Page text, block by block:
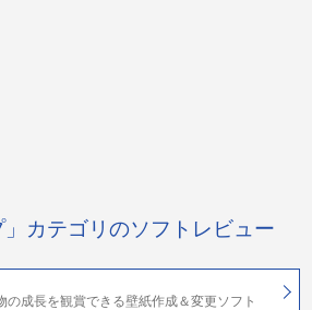
」カテゴリのソフトレビュー
の成長を観賞できる壁紙作成＆変更ソフト